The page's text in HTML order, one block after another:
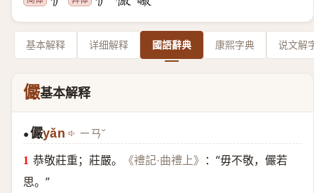
基本解释 详细解释 國語辭典 康熙字典 说文解
儼基本解释
●儼yǎn ㄧㄢˇ
恭敬莊重；莊嚴。 《禮記·曲禮上》
：“毋不敬，儼若
思。”